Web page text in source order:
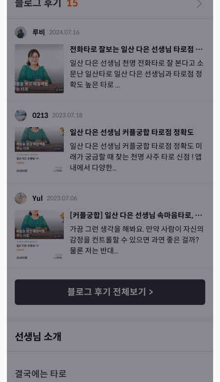
블로그 후기 15
루비 2024.07.16
전화타로 잘보는 일산 다은 선생님 타로점 정확도 높은 일산타로
일산 다은 선생님 천명 전화타로 잘 본다고 소
문난 일산타로 일산 다은 선생님과 타로점 정
확도 높은 타로 ...
0213 2023.07.18
일산 다은 선생님 커플궁합 타로점 정확도
일산 다은 선생님 커플궁합 타로점 정확도 미
래가 궁금할 때 찾는 천명 사주 타로 신점 ! 앱
내에서 다양한...
Yul 2023.07.06
[커플궁합] 일산 다은 선생님 속마음타로, 타로점 정확도 ㄷㄷ
가끔 그런 생각을 해봐요. 만약 사람이 자신의
감정을 컨트롤할 수 있으면 과연 좋은 걸까?
물론 저는 반대...
블로그 후기 전체보기 >
선생님 소개
결국에는 타로